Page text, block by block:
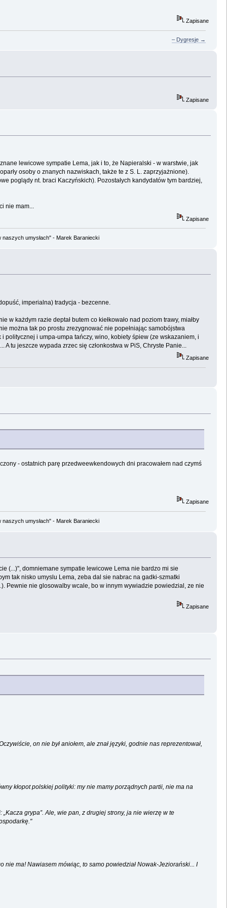
Zapisane
– Dygresje →
Zapisane
lewicowe sympatie Lema, jak i to, że Napieralski - w warstwie, jak
osoby o znanych nazwiskach, także te z S. L. zaprzyjażnione).
poglądy nt. braci Kaczyńskich). Pozostałych kandydatów tym bardziej,
nie mam...
Zapisane
umysłach" - Marek Baraniecki
imperialna) tradycja - bezcenne.
w każdym razie deptał butem co kiełkowało nad poziom trawy, miałby
można tak po prostu zrezygnować nie popełniając samobójstwa
i umpa-umpa tańczy, wino, kobiety śpiew (ze wskazaniem, i
tu jeszcze wypada zrzec się członkostwa w PiS, Chryste Panie...
Zapisane
- ostatnich parę przedweewkendowych dni pracowałem nad czymś
Zapisane
umysłach" - Marek Baraniecki
(...)", domniemane sympatie lewicowe Lema nie bardzo mi sie
tak nisko umyslu Lema, zeba dal sie nabrac na gadki-szmatki
Pewnie nie glosowalby wcale, bo w innym wywiadzie powiedzial, ze nie
Zapisane
on nie był aniołem, ale znał języki, godnie nas reprezentował,
kłopot polskiej polityki: my nie mamy porządnych partii, nie ma na
grypa”. Ale, wie pan, z drugiej strony, ja nie wierzę w te
nie ma! Nawiasem mówiąc, to samo powiedział Nowak-Jeziorański... I